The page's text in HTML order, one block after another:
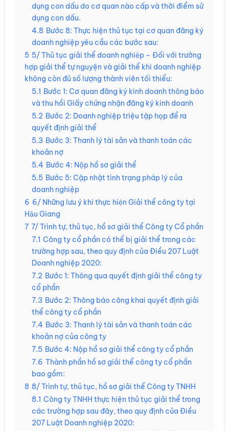
dụng con dấu do cơ quan nào cấp và thời điểm sử
dụng con dấu.
4.8 Bước 8: Thực hiện thủ tục tại cơ quan đăng ký
doanh nghiệp yêu cầu các bước sau:
5 5/ Thủ tục giải thể doanh nghiệp – Đối với trường
hợp giải thể tự nguyện và giải thể khi doanh nghiệp
không còn đủ số lượng thành viên tối thiểu:
5.1 Bước 1: Cơ quan đăng ký kinh doanh thông báo
và thu hồi Giấy chứng nhận đăng ký kinh doanh
5.2 Bước 2: Doanh nghiệp triệu tập họp để ra
quyết định giải thể
5.3 Bước 3: Thanh lý tài sản và thanh toán các
khoản nợ
5.4 Bước 4: Nộp hồ sơ giải thể
5.5 Bước 5: Cập nhật tình trạng pháp lý của
doanh nghiệp
6 6/ Những lưu ý khi thực hiện Giải thể công ty tại
Hậu Giang
7 7/ Trình tự, thủ tục, hồ sơ giải thể Công ty Cổ phần
7.1 Công ty cổ phần có thể bị giải thể trong các
trường hợp sau, theo quy định của Điều 207 Luật
Doanh nghiệp 2020:
7.2 Bước 1: Thông qua quyết định giải thể công ty
cổ phần
7.3 Bước 2: Thông báo công khai quyết định giải
thể công ty cổ phần
7.4 Bước 3: Thanh lý tài sản và thanh toán các
khoản nợ của công ty
7.5 Bước 4: Nộp hồ sơ giải thể công ty cổ phần
7.6 Thành phần hồ sơ giải thể công ty cổ phần
bao gồm:
8 8/ Trình tự, thủ tục, hồ sơ giải thể Công ty TNHH
8.1 Công ty TNHH thực hiện thủ tục giải thể trong
các trường hợp sau đây, theo quy định của Điều
207 Luật Doanh nghiệp 2020: